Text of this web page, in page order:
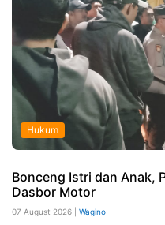
Hukum
Bonceng Istri dan Anak,
Dasbor Motor
07 August 2026 | Wagino